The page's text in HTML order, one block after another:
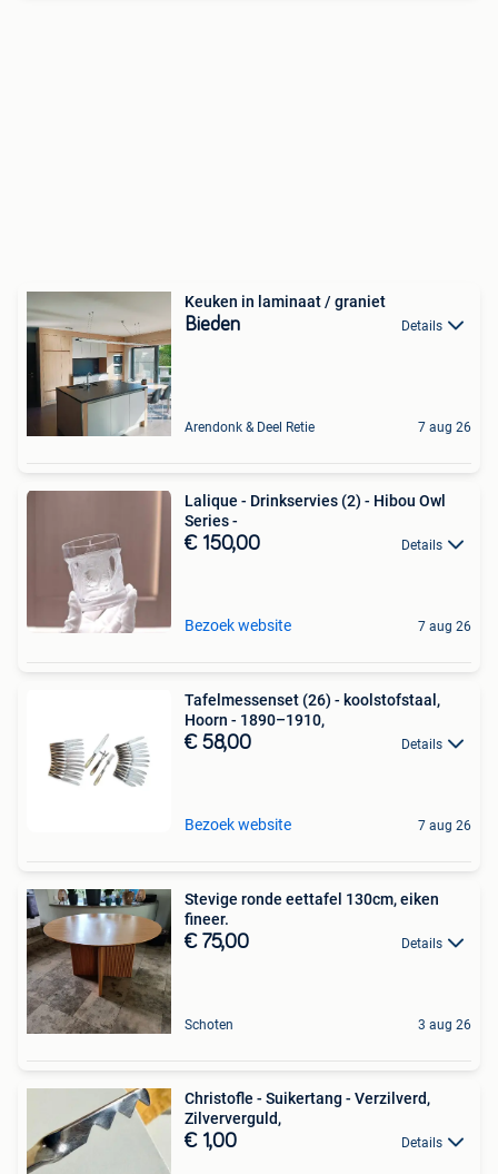
Keuken in laminaat / graniet
Bieden Details
Arendonk & Deel Retie 7 aug 26
Lalique - Drinkservies (2) - Hibou Owl
Series -
€ 150,00 Details
Bezoek website 7 aug 26
Tafelmessenset (26) - koolstofstaal,
Hoorn - 1890–1910,
€ 58,00 Details
Bezoek website 7 aug 26
Stevige ronde eettafel 130cm, eiken
fineer.
€ 75,00 Details
Schoten 3 aug 26
Christofle - Suikertang - Verzilverd,
Zilververguld,
€ 1,00 Details